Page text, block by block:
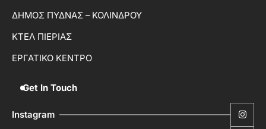
ΔΗΜΟΣ ΠΥΔΝΑΣ – ΚΟΛΙΝΔΡΟΥ
ΚΤΕΛ ΠΙΕΡΙΑΣ
ΕΡΓΑΤΙΚΟ ΚΕΝΤΡΟ
Get In Touch
Instagram